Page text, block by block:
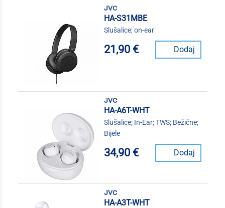
jvc
HA-S31MBE
Slušalice; on-ear
21,90 € Dodaj
jvc
HA-A6T-WHT
Slušalice; In-Ear; TWS; Bežične;
Bijele
34,90 € Dodaj
jvc
HA-A3T-WHT